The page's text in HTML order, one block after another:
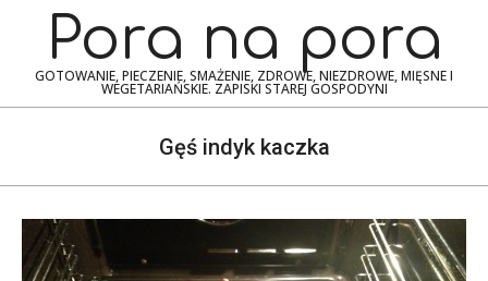
content
NavigationPora na pora
GOTOWANIE, PIECZENIE, SMAŻENIE, ZDROWE, NIEZDROWE, MIĘSNE I
WEGETARIAŃSKIE. ZAPISKI STAREJ GOSPODYNI
Gęś indyk kaczka